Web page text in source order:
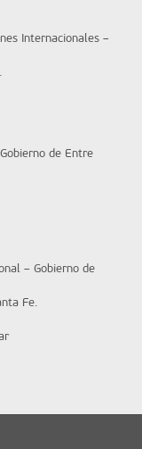
Internacionales –
de Entre
– Gobierno de
Fe.